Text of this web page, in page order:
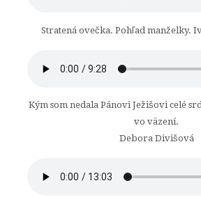
Stratená ovečka. Pohľad manželky.
Kým som nedala Pánovi Ježišovi celé
vo väzení.
Debora Divišová